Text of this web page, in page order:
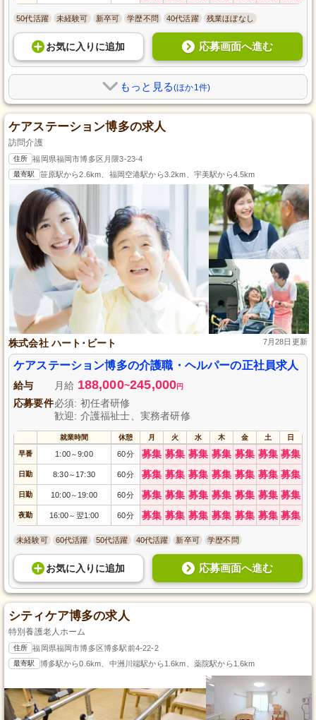
50代活躍 未経験可 新卒可 学歴不問 40代活躍 残業ほぼなし
お気に入り に追加 応募画面へ進む
もっと見る(ほか1件)
ケアステーション博多の求人
訪問介護
住所 福岡県福岡市博多区月隈3-23-4
最寄駅 笹原駅から2.6km、福岡空港駅から3.2km、宇美駅から4.5km
株式会社 ハート･ビート 7月28日更新
ケアステーション博多の介護職・ヘルパーの正社員求人
給与 月給 188,000~245,000円
応募要件必須: 初任者研修
歓迎: 介護福祉士、実務者研修
就業時間 休憩 月 火 水 木 金 土 日
早番 1:00～9:00 60分 募集 募集 募集 募集 募集 募集 募集
日勤 8:30～ 17:30 60分 募集 募集 募集 募集 募集 募集 募集
日勤 10:00～ 19:00 60分 募集 募集 募集 募集 募集 募集 募集
夜勤 16:00～ 翌1:00 60分 募集 募集 募集 募集 募集 募集 募集
未経験可 60代活躍 50代活躍 40代活躍 新卒可 学歴不問
お気に入り に追加 応募画面へ進む
シティケア博多の求人
特別養護老人ホーム
住所 福岡県福岡市博多区博多駅前4-22-2
最寄駅 博多駅から0.6km、中洲川端駅から1.6km、薬院駅から1.6km